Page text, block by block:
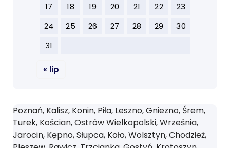
17
18 19 20 21 22
23
24
25 26 27 28 29
30
31
« lip
Poznań, Kalisz, Konin, Piła, Leszno, Gniezno, Śrem,
Turek, Kościan, Ostrów Wielkopolski, Września,
Jarocin, Kępno, Słupca, Koło, Wolsztyn, Chodzież,